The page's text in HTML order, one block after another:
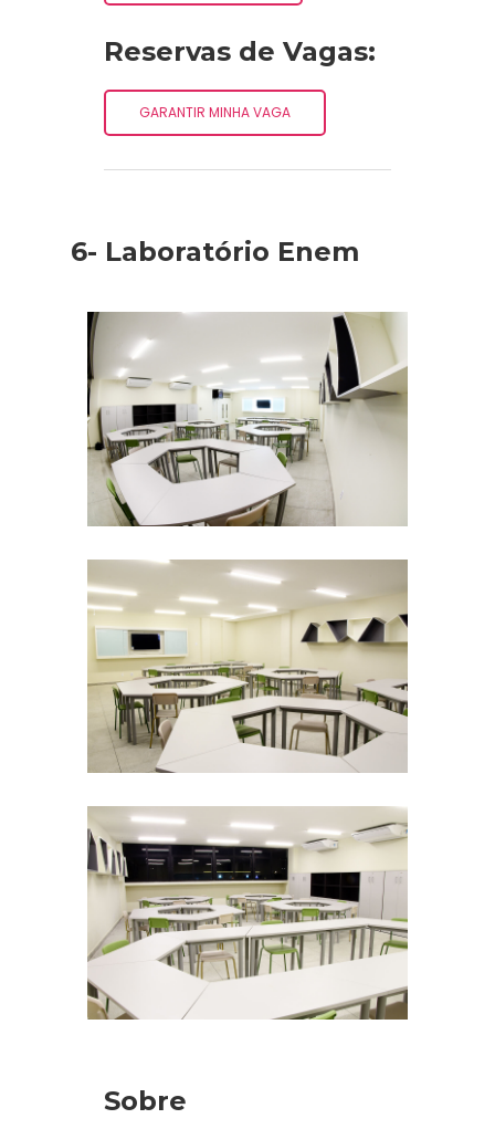
Reservas de Vagas:
GARANTIR MINHA VAGA
6- Laboratório Enem
Sobre